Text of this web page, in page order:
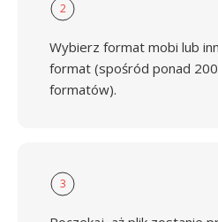
2
Wybierz format mobi lub
format (spośród ponad
formatów).
3